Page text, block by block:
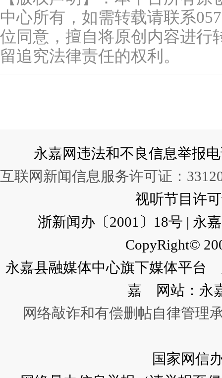
中心所有，如需转载请联系
位同意，擅自将原创内容进行
留追究法律责任的权利。
永嘉网违法和不良信息举报
互联网新闻信息服务许可证：
视听节目许
浙新闻办〔2001〕18号 | 永
CopyRight©
永嘉县融媒体中心旗下媒体平
嘉 网站：永
网络敲诈和有偿删帖自律管理
国家网信